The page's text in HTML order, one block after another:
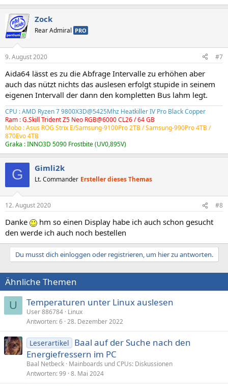
Zock
Rear Admiral PRO
9. August 2020 #7
Aida64 lässt es zu die Abfrage Intervalle zu erhöhen aber
auch das nützt nichts das auslesen erfolgt stupide in seinem
eigenen Intervall der dann den kompletten Bus lahm legt.
CPU : AMD Ryzen 7 9800X3D@5425Mhz Heatkiller IV Pro Black Copper
Ram : G.Skill Trident Z5 Neo RGB@6000 CL26 / 64 GB
Mobo : Asus ROG Strix E/Samsung-9100Pro 2TB /Samsung-990Pro 4TB/
870Evo 4TB
Graka : INNO3D 5090 Frostbite (UV0,895V)
G Gimli2k
Lt. Commander Ersteller dieses Themas
12. August 2020 #8
Danke
hm so einen Display habe ich auch schon gesucht
den werde ich auch noch bestellen
Du musst dich einloggen oder registrieren, um hier zu antworten.
Ähnliche Themen
U Temperaturen unter Linux auslesen
User 886784 Linux
Antworten 6 28. Dezember 2022
Leserartikel
Baal auf der Suche nach den
Energiefressern im PC
Baal Netbeck Mainboards und CPUs: Diskussionen
Antworten 99 8. Mai 2024